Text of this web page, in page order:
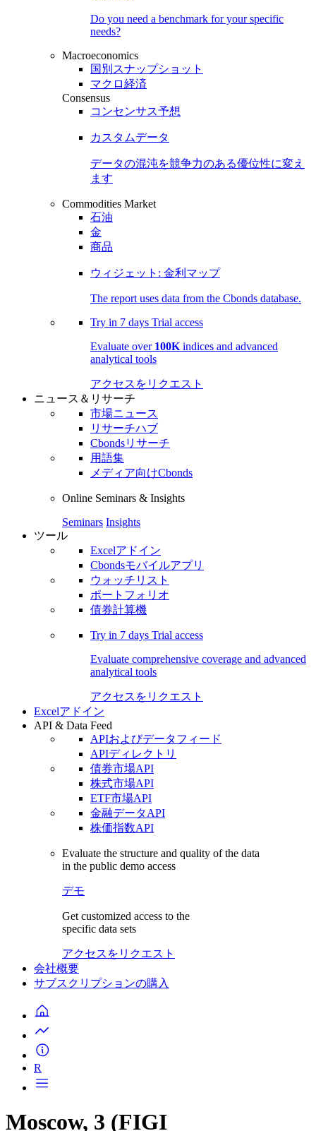
Do you need a benchmark for your specific
needs?
Macroeconomics
国別スナップショット
マクロ経済
Consensus
コンセンサス予想
カスタムデータ
データの混沌を競争力のある優位性に変え
ます
Commodities Market
石油
金
商品
ウィジェット: 金利マップ
The report uses data from the Cbonds database.
Try in 7 days Trial access
Evaluate over 100K indices and advanced
analytical tools
アクセスをリクエスト
ニュース＆リサーチ
市場ニュース
リサーチハブ
Cbondsリサーチ
用語集
メディア向けCbonds
Online Seminars & Insights
Seminars Insights
ツール
Excelアドイン
Cbondsモバイルアプリ
ウォッチリスト
ポートフォリオ
債券計算機
Try in 7 days Trial access
Evaluate comprehensive coverage and advanced
analytical tools
アクセスをリクエスト
Excelアドイン
API & Data Feed
APIおよびデータフィード
APIディレクトリ
債券市場API
株式市場API
ETF市場API
金融データAPI
株価指数API
Evaluate the structure and quality of the data
in the public demo access
デモ
Get customized access to the
specific data sets
アクセスをリクエスト
会社概要
サブスクリプションの購入
R
Moscow, 3 (FIGI